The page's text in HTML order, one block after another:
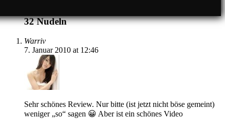
32Nudeln
Warriv
7. Januar 2010 at 12:46
Sehr schönes Review. Nur bitte (ist jetzt nicht böse gemeint)
weniger „so“ sagen 😀 Aber ist ein schönes Video